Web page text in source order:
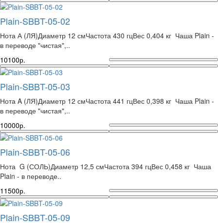
Plain-SBBT-05-02
Нота А (ЛЯ)Диаметр 12 смЧастота 430 гцВес 0,404 кг Чаша Plain -
в переводе "чистая",..
10100р.
Plain-SBBT-05-03
Нота A (ЛЯ)Диаметр 12 смЧастота 441 гцВес 0,398 кг Чаша Plain -
в переводе "чистая",..
10000р.
Plain-SBBT-05-06
Нота G (СОЛЬ)Диаметр 12,5 смЧастота 394 гцВес 0,458 кг Чаша
Plain - в переводе..
11500р.
Plain-SBBT-05-09